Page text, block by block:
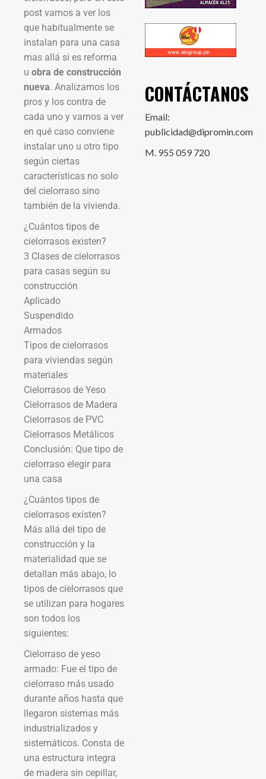
post vamos a ver los
que habitualmente se
instalan para una casa
mas allá si es reforma
u obra de construcción
nueva. Analizamos los
pros y los contra de
cada uno y vamos a ver
en qué caso conviene
instalar uno u otro tipo
según ciertas
características no solo
del cielorraso sino
también de la vivienda.
¿Cuántos tipos de
cielorrasos existen?
3 Clases de cielorrasos
para casas según su
construcción
Aplicado
Suspendido
Armados
Tipos de cielorrasos
para viviendas según
materiales
Cielorrasos de Yeso
Cielorrasos de Madera
Cielorrasos de PVC
Cielorrasos Metálicos
Conclusión: Que tipo de
cielorraso elegir para
una casa
¿Cuántos tipos de
cielorrasos existen?
Más allá del tipo de
construcción y la
materialidad que se
detallan más abajo, lo
tipos de cielorrasos que
se utilizan para hogares
son todos los
siguientes:
Cielorraso de yeso
armado: Fue el tipo de
cielorraso más usado
durante años hasta que
llegaron sistemas más
industrializados y
sistemáticos. Consta de
una estructura integra
de madera sin cepillar,
CONTÁCTANOS
Email:
publicidad@dipromin.com
M. 955 059 720